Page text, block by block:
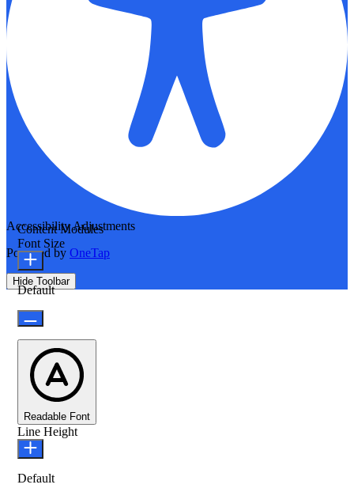
Accessibility Adjustments
Powered by OneTap
Hide Toolbar
Content Modules
Font Size
Default
Readable Font
Line Height
Default